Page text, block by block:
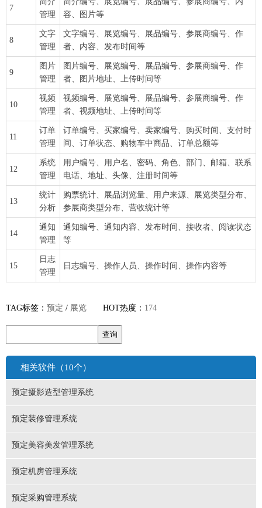
7
管理
容、图片等
8
文字
管理
文字编号、展览编号、展品编号、参展商编号、作
者、内容、发布时间等
9
图片
管理
图片编号、展览编号、展品编号、参展商编号、作
者、图片地址、上传时间等
10
视频
管理
视频编号、展览编号、展品编号、参展商编号、作
者、视频地址、上传时间等
11
订单
管理
订单编号、买家编号、卖家编号、购买时间、支付时
间、订单状态、购物车中商品、订单总额等
12
系统
管理
用户编号、用户名、密码、角色、部门、邮箱、联系
电话、地址、头像、注册时间等
13
统计
分析
购票统计、展品浏览量、用户来源、展览类型分布、
参展商类型分布、营收统计等
14
通知
管理
通知编号、通知内容、发布时间、接收者、阅读状态
等
15
日志
管理
日志编号、操作人员、操作时间、操作内容等
TAG标签： 预定 / 展览 HOT热度： 174
相关软件（10个）
预定摄影造型管理系统
预定装修管理系统
预定美容美发管理系统
预定机房管理系统
预定采购管理系统